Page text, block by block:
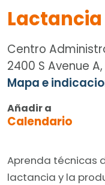
Lactancia
Centro
2400 S Avenue
Mapa e
Añadir a
Calendario
Aprenda técnicas
lactancia y la